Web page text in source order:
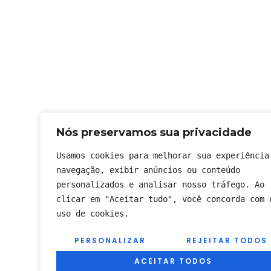
Nós preservamos sua privacidade
Usamos cookies para melhorar sua
navegação, exibir anúncios ou conteúdo
personalizados e analisar nosso tráfego. Ao
clicar em "Aceitar tudo", você concorda com
uso de cookies.
PERSONALIZAR
REJEITAR TODOS
ACEITAR TODOS